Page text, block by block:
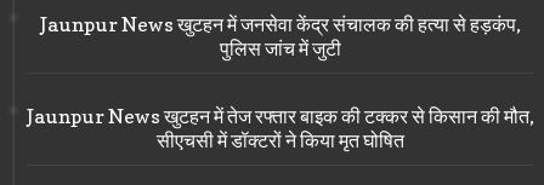
Jaunpur News खुटहन में जनसेवा केंद्र संचालक की हत्या से हड़कंप,
पुलिस जांच में जुटी
Jaunpur News खुटहन में तेज रफ्तार बाइक की टक्कर से किसान की मौत,
सीएचसी में डॉक्टरों ने किया मृत घोषित